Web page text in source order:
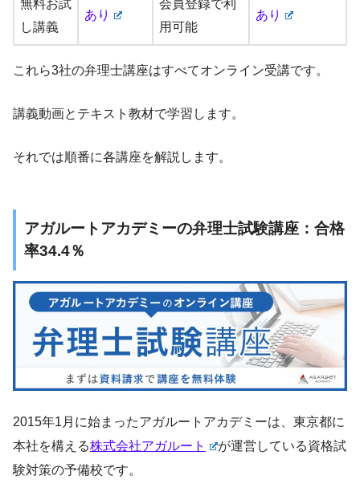
無料お試
し講義
あり
会員登録で利
用可能
あり
これら3社の弁理士講座はすべてオンライン受講です。
講義動画とテキスト教材で学習します。
それでは順番に各講座を解説します。
アガルートアカデミーの弁理士試験講座：合格
率34.4％
2015年1月に始まったアガルートアカデミーは、東京都に
本社を構える株式会社アガルート
が運営している資格試
験対策の予備校です。